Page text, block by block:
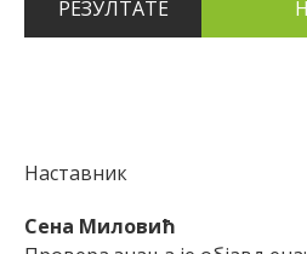
РЕЗУЛТАТЕ
Наставник
Сена Миловић